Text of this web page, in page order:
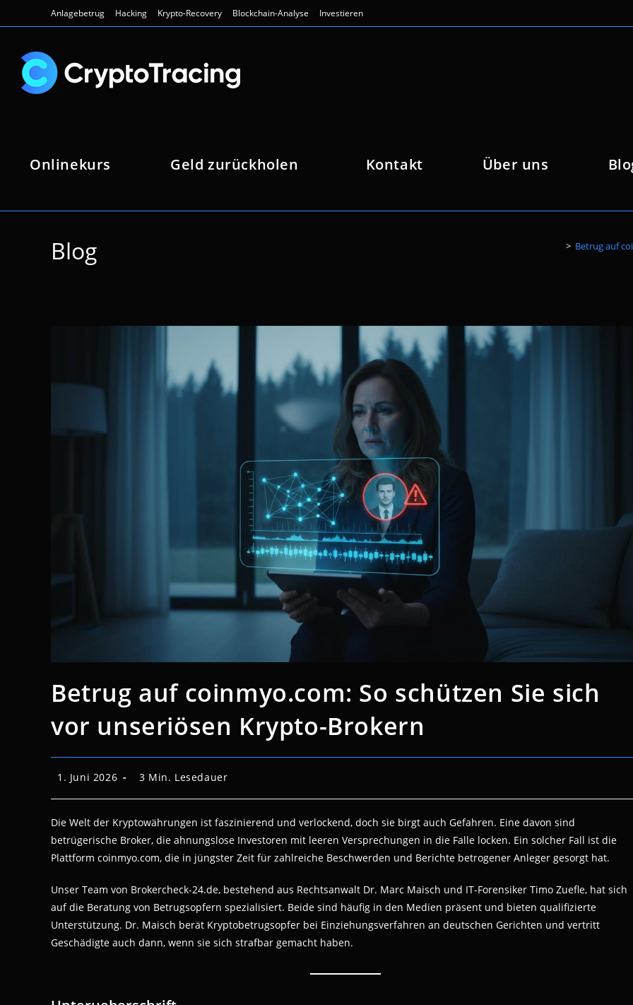
Inhalt
Anlagebetrug Hacking Krypto-Recovery Blockchain-Analyse Investieren
Onlinekurs Geld zurückholen Kontakt Über uns
Blog > Betrug auf
Betrug auf coinmyo.com: So schützen Sie sich
vor unseriösen Krypto-Brokern
Beitrag
veröffentlicht:
1. Juni 2026 Lesedauer:
3 Min. Lesedauer
Die Welt der Kryptowährungen ist faszinierend und verlockend, doch sie birgt auch Gefahren. Eine davon sind
betrügerische Broker, die ahnungslose Investoren mit leeren Versprechungen in die Falle locken. Ein solcher Fall ist die
Plattform coinmyo.com, die in jüngster Zeit für zahlreiche Beschwerden und Berichte betrogener Anleger gesorgt hat.
Unser Team von Brokercheck-24.de, bestehend aus Rechtsanwalt Dr. Marc Maisch und IT-Forensiker Timo Zuefle, hat sich
auf die Beratung von Betrugsopfern spezialisiert. Beide sind häufig in den Medien präsent und bieten qualifizierte
Unterstützung. Dr. Maisch berät Kryptobetrugsopfer bei Einziehungsverfahren an deutschen Gerichten und vertritt
Geschädigte auch dann, wenn sie sich strafbar gemacht haben.